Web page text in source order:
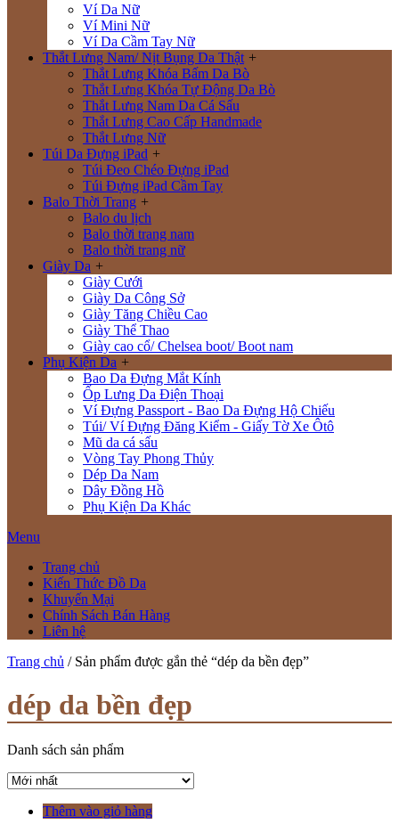
Ví Da Nữ
Ví Mini Nữ
Ví Da Cầm Tay Nữ
Thắt Lưng Nam/ Nịt Bụng Da Thật +
Thắt Lưng Khóa Bấm Da Bò
Thắt Lưng Khóa Tự Động Da Bò
Thắt Lưng Nam Da Cá Sấu
Thắt Lưng Cao Cấp Handmade
Thắt Lưng Nữ
Túi Da Đựng iPad +
Túi Đeo Chéo Đựng iPad
Túi Đựng iPad Cầm Tay
Balo Thời Trang +
Balo du lịch
Balo thời trang nam
Balo thời trang nữ
Giày Da +
Giày Cưới
Giày Da Công Sở
Giày Tăng Chiều Cao
Giày Thể Thao
Giày cao cổ/ Chelsea boot/ Boot nam
Phụ Kiện Da +
Bao Da Đựng Mắt Kính
Ốp Lưng Da Điện Thoại
Ví Đựng Passport - Bao Da Đựng Hộ Chiếu
Túi/ Ví Đựng Đăng Kiểm - Giấy Tờ Xe Ôtô
Mũ da cá sấu
Vòng Tay Phong Thủy
Dép Da Nam
Dây Đồng Hồ
Phụ Kiện Da Khác
Menu
Trang chủ
Kiến Thức Đồ Da
Khuyến Mại
Chính Sách Bán Hàng
Liên hệ
Trang chủ / Sản phẩm được gắn thẻ “dép da bền đẹp”
dép da bền đẹp
Danh sách sản phẩm
Thêm vào giỏ hàng